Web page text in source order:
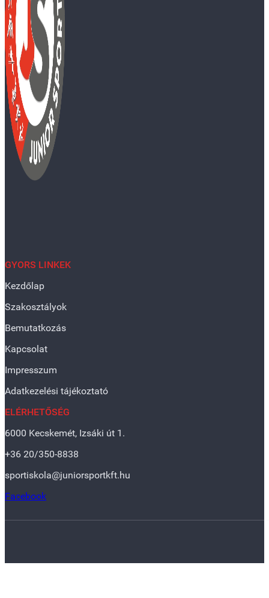
GYORS LINKEK
Kezdőlap
Szakosztályok
Bemutatkozás
Kapcsolat
Impresszum
Adatkezelési tájékoztató
ELÉRHETŐSÉG
6000 Kecskemét, Izsáki út 1.
+36 20/350-8838
sportiskola@juniorsportkft.hu
Facebook